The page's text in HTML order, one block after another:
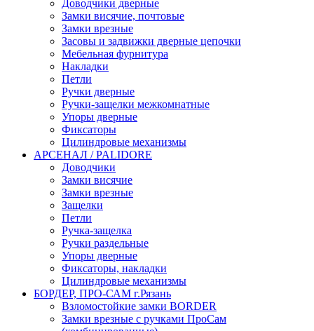
Доводчики дверные
Замки висячие, почтовые
Замки врезные
Засовы и задвижки дверные цепочки
Мебельная фурнитура
Накладки
Петли
Ручки дверные
Ручки-защелки межкомнатные
Упоры дверные
Фиксаторы
Цилиндровые механизмы
АРСЕНАЛ / PALIDORE
Доводчики
Замки висячие
Замки врезные
Защелки
Петли
Ручка-защелка
Ручки раздельные
Упоры дверные
Фиксаторы, накладки
Цилиндровые механизмы
БОРДЕР, ПРО-САМ г.Рязань
Взломостойкие замки BORDER
Замки врезные с ручками ПроСам